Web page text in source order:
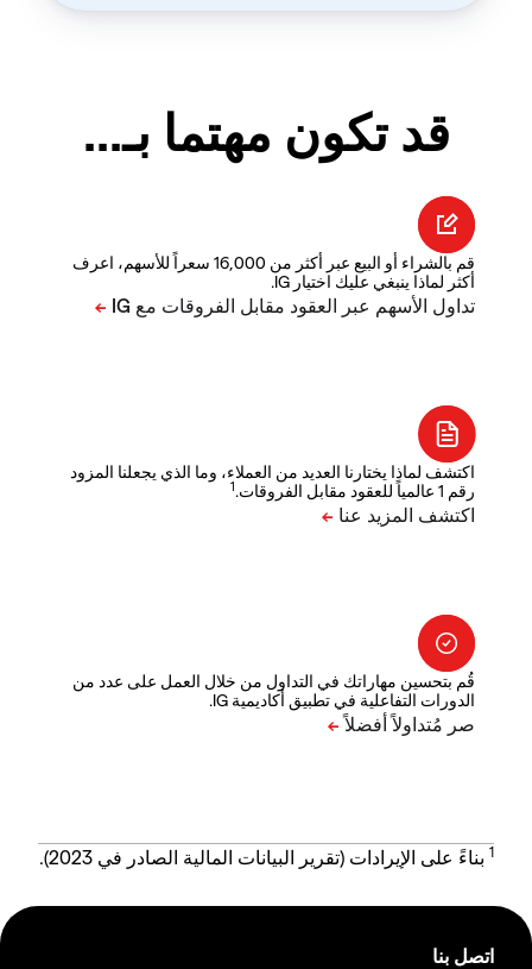
قد تكون مهتما بـ...
قم بالشراء أو البيع عبر أكثر من 16,000 سعراً للأسهم، اعرف
أكثر لماذا ينبغي عليك اختيار IG.
اكتشف لماذا يختارنا العديد من العملاء، وما الذي يجعلنا المزود
رقم 1 عالمياً للعقود مقابل الفروقات.
1
قُم بتحسين مهاراتك في التداول من خلال العمل على عدد من
الدورات التفاعلية في تطبيق أكاديمية IG.
1 بناءً على الإيرادات (تقرير البيانات المالية الصادر في 2023).
اتصل بنا